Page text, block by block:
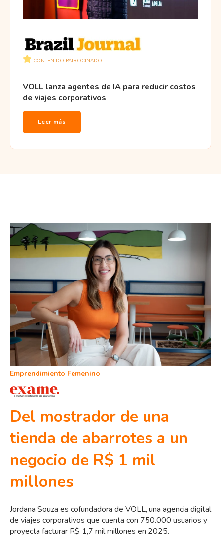
CONTENIDO PATROCINADO
VOLL lanza agentes de IA para reducir costos
de viajes corporativos
Leer más
Emprendimiento Femenino
Del mostrador de una
tienda de abarrotes a un
negocio de R$ 1 mil
millones
Jordana Souza es cofundadora de VOLL, una agencia digital
de viajes corporativos que cuenta con 750.000 usuarios y
proyecta facturar R$ 1,7 mil millones en 2025.